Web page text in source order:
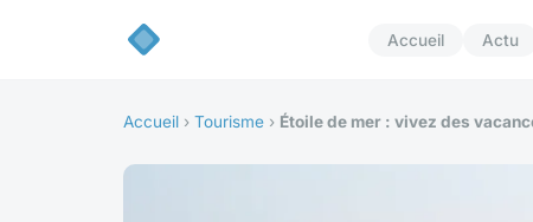
Accueil Actu
Accueil › Tourisme › Étoile de mer : vivez des